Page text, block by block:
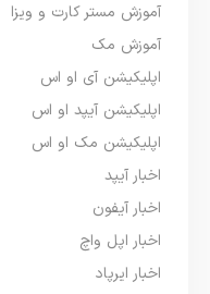
آموزش مستر کارت و ویزا
آموزش مک
اپلیکیشن آی او اس
اپلیکیشن آیپد او اس
اپلیکیشن مک او اس
اخبار آیپد
اخبار آیفون
اخبار اپل واچ
اخبار ایرپاد